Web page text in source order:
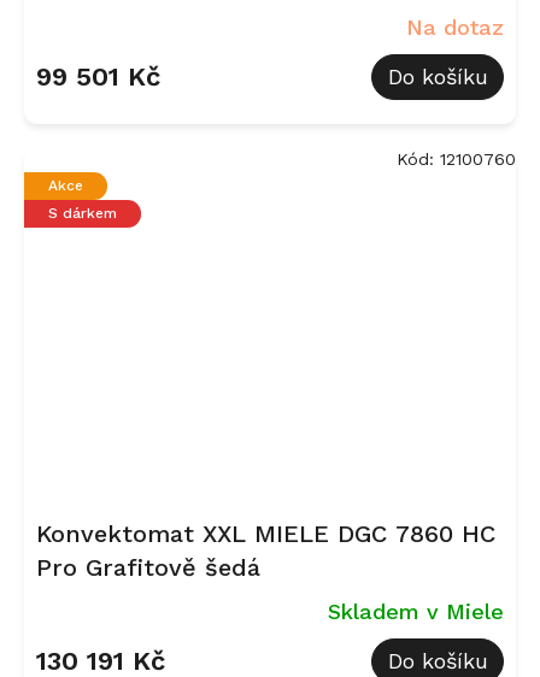
Na dotaz
99 501 Kč Do košíku
Akce
S dárkem
Konvektomat XXL MIELE DGC 7860 HC
Pro Grafitově šedá
Skladem v Miele
130 191 Kč Do košíku
Kód: 12100760